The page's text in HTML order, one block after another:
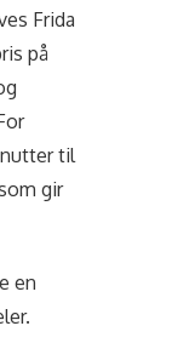
Frida
på
til
gir
en